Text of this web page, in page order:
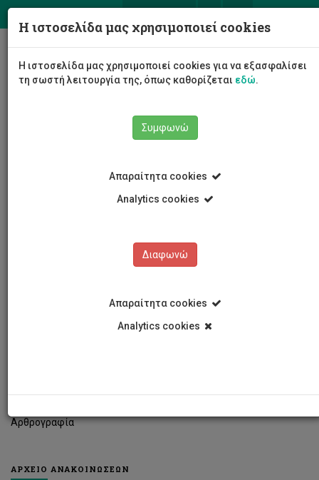
Αρθρογραφία
ΑΡΧΕΙΟ ΑΝΑΚΟΙΝΩΣΕΩΝ
Η ιστοσελίδα μας χρησιμοποιεί cookies
Η ιστοσελίδα μας χρησιμοποιεί cookies για να εξασφαλίσει
τη σωστή λειτουργία της, όπως καθορίζεται εδώ.
Συμφωνώ
Απαραίτητα cookies
Analytics cookies
Διαφωνώ
Απαραίτητα cookies
Analytics cookies